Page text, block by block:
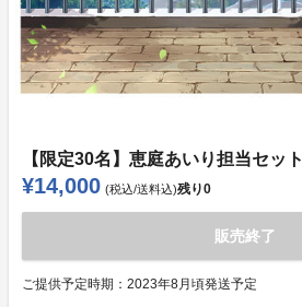
【限定30名】恵庭あいり担当セット
¥14,000 (税込/送料込)残り0
販売終了
ご提供予定時期： 2023年8月頃発送予定